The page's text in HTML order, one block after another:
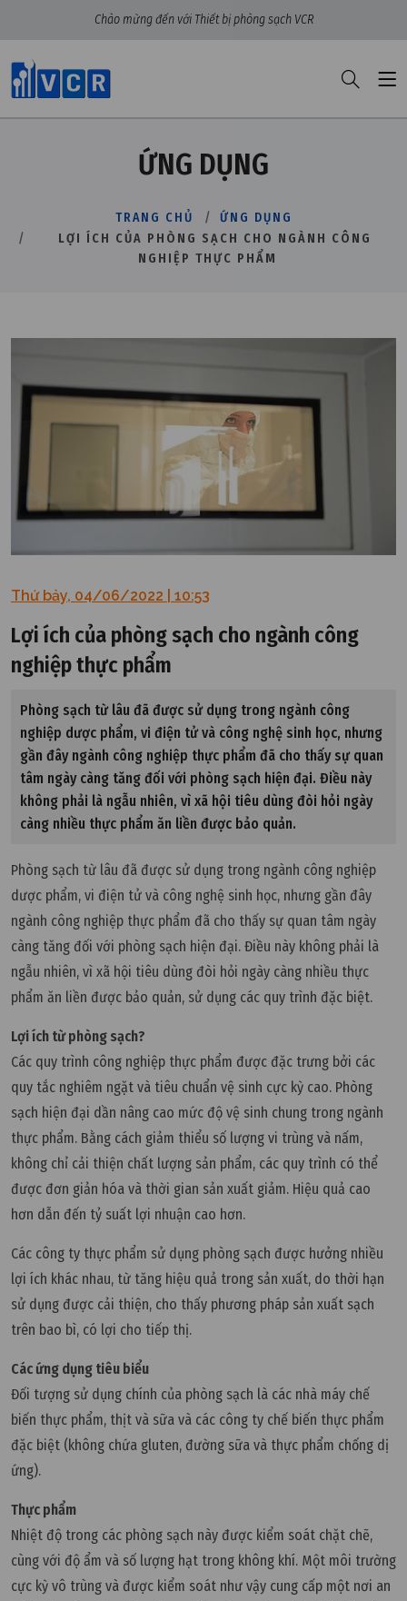
Chào mừng đến với Thiết bị phòng sạch VCR
ỨNG DỤNG
TRANG CHỦ
ỨNG DỤNG
LỢI ÍCH CỦA PHÒNG SẠCH CHO NGÀNH CÔNG
NGHIỆP THỰC PHẨM
Thứ bảy, 04/06/2022 | 10:53
Lợi ích của phòng sạch cho ngành công
nghiệp thực phẩm
Phòng sạch từ lâu đã được sử dụng trong ngành công
nghiệp dược phẩm, vi điện tử và công nghệ sinh học, nhưng
gần đây ngành công nghiệp thực phẩm đã cho thấy sự quan
tâm ngày càng tăng đối với phòng sạch hiện đại. Điều này
không phải là ngẫu nhiên, vì xã hội tiêu dùng đòi hỏi ngày
càng nhiều thực phẩm ăn liền được bảo quản.
Phòng sạch từ lâu đã được sử dụng trong ngành công nghiệp
dược phẩm, vi điện tử và công nghệ sinh học, nhưng gần đây
ngành công nghiệp thực phẩm đã cho thấy sự quan tâm ngày
càng tăng đối với phòng sạch hiện đại. Điều này không phải là
ngẫu nhiên, vì xã hội tiêu dùng đòi hỏi ngày càng nhiều thực
phẩm ăn liền được bảo quản, sử dụng các quy trình đặc biệt.
Lợi ích từ phòng sạch?
Các quy trình công nghiệp thực phẩm được đặc trưng bởi các
quy tắc nghiêm ngặt và tiêu chuẩn vệ sinh cực kỳ cao. Phòng
sạch hiện đại dần nâng cao mức độ vệ sinh chung trong ngành
thực phẩm. Bằng cách giảm thiểu số lượng vi trùng và nấm,
không chỉ cải thiện chất lượng sản phẩm, các quy trình có thể
được đơn giản hóa và thời gian sản xuất giảm. Hiệu quả cao
hơn dẫn đến tỷ suất lợi nhuận cao hơn.
Các công ty thực phẩm sử dụng phòng sạch được hưởng nhiều
lợi ích khác nhau, từ tăng hiệu quả trong sản xuất, do thời hạn
sử dụng được cải thiện, cho thấy phương pháp sản xuất sạch
trên bao bì, có lợi cho tiếp thị.
Các ứng dụng tiêu biểu
Đối tượng sử dụng chính của phòng sạch là các nhà máy chế
biến thực phẩm, thịt và sữa và các công ty chế biến thực phẩm
đặc biệt (không chứa gluten, đường sữa và thực phẩm chống dị
ứng).
Thực phẩm
Nhiệt độ trong các phòng sạch này được kiểm soát chặt chẽ,
cùng với độ ẩm và số lượng hạt trong không khí. Một môi trường
cực kỳ vô trùng và được kiểm soát như vậy cung cấp một nơi an